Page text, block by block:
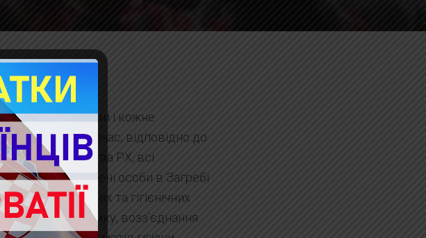
особами і кожне
спосіб. Водночас, відповідно до
товариства РХ, всі
переселені особи в Загребі
продуктових та гігієнічних
підтримку, возз’єднання